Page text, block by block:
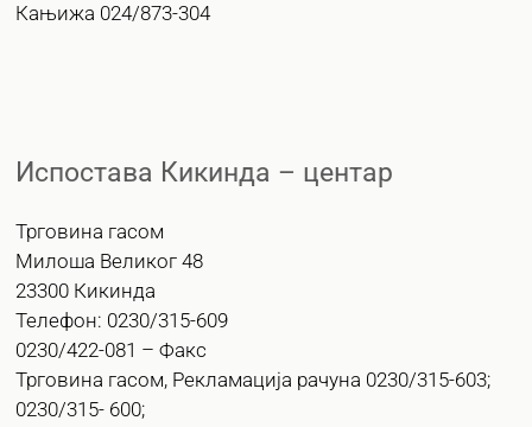
Кањижа 024/873-304
Испостава Кикинда – центар
Трговина гасом
Милоша Великог 48
23300 Кикинда
Телефон: 0230/315-609
0230/422-081 – Факс
Трговина гасом, Рекламација рачуна 0230/315-603;
0230/315- 600;